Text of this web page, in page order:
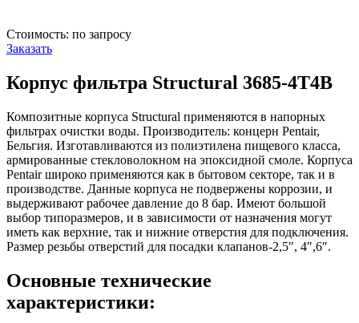
Стоимость: по запросу
Заказать
Корпус фильтра Structural 3685-4T4B
Композитные корпуса Structural применяются в напорных
фильтрах очистки воды. Производитель: концерн Pentair,
Бельгия. Изготавливаются из полиэтилена пищевого класса,
армированные стекловолокном на эпоксидной смоле. Корпуса
Pentair широко применяются как в бытовом секторе, так и в
производстве. Данные корпуса не подвержены коррозии, и
выдерживают рабочее давление до 8 бар. Имеют большой
выбор типоразмеров, и в зависимости от назначения могут
иметь как верхние, так и нижние отверстия для подключения.
Размер резьбы отверстий для посадки клапанов-2,5″, 4″,6″.
Основные технические
характеристики: